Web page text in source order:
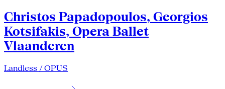
Christos Papadopoulos, Georgios
Kotsifakis, Opera Ballet
Vlaanderen
Landless / OPUS